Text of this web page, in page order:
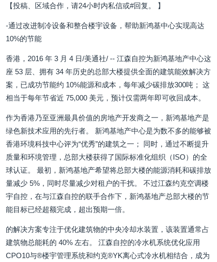
【投稿、区域合作，请24小时内私信或#回复。 】
-通过改进制冷设备和整合楼宇设备，帮助新鸿基中心实现高达
10%的节能
香港，2016 年 3 月 4 日/美通社/ -- 江森自控为新鸿基地产中心这
座 53 层、拥有 34 年历史的总部大楼提供全面的建筑能效解决方
案，已成功节能约 10%能源和成本，每年减少碳排放300吨； 这
相当于每年节省近 75,000 美元，预计仅需两年即可收回成本。
作为香港乃至亚洲最具价值的房地产开发商之一，新鸿基地产是
绿色新技术应用的先行者。 新鸿基地产中心是为数不多的能够被
香港环境科技中心评为“优秀”的建筑之一； 同时，通过不断提升
质量和环境管理，总部大楼获得了国际标准化组织（ISO）的全
球认证。 最初，新鸿基地产希望将总部大楼的能源消耗和碳排放
量减少 5%，同时尽量减少对租户的干扰。 不过江森约克空调楼
宇自控，在与江森自控的联手合作下，新鸿基地产总部大楼的节
能目标已经超额完成，超出预期一倍。
的解决方案专注于优化建筑物的中央冷却水装置，该装置通常占
建筑物总能耗的 40% 左右。 江森自控的冷水机系统优化应用
CPO10与®楼宇管理系统和约克®YK离心式冷水机相结合，成为